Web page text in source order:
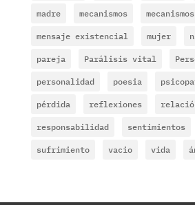
madre mecanismos
mensaje existencial mujer
pareja Parálisis vital
personalidad poesia
pérdida reflexiones
responsabilidad sentimientos
sufrimiento vacio vida